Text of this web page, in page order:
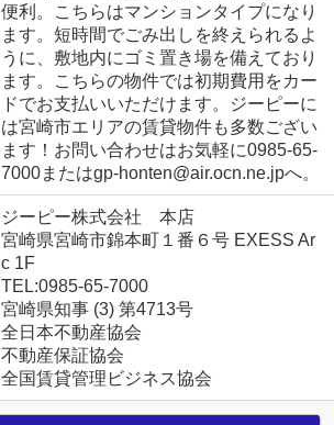
便利。こちらはマンションタイプになり
ます。短時間でごみ出しを終えられるよ
うに、敷地内にゴミ置き場を備えており
ます。こちらの物件では初期費用をカー
ドでお支払いいただけます。ジーピーに
は宮崎市エリアの賃貸物件も多数ござい
ます！お問い合わせはお気軽に0985-65-
7000またはgp-honten@air.ocn.ne.jpへ。
ジーピー株式会社 本店
宮崎県宮崎市錦本町１番６号 EXESS Ar
c 1F
TEL:0985-65-7000
宮崎県知事 (3) 第4713号
全日本不動産協会
不動産保証協会
全国賃貸管理ビジネス協会